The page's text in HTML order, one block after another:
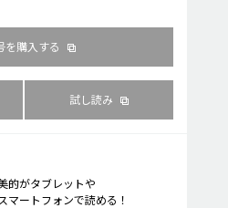
を購入する
試し読み
的がタブレットや
スマートフォンで読める！